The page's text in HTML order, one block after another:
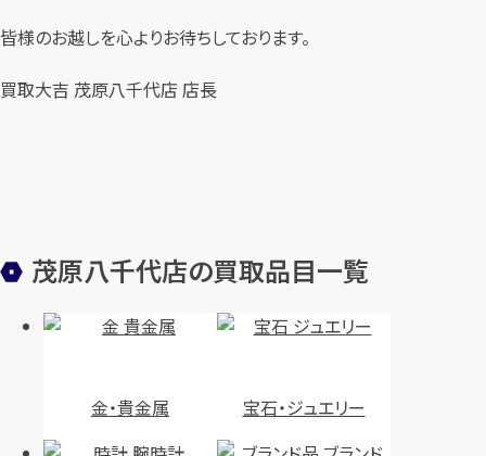
皆様のお越しを心よりお待ちしております。
買取大吉 茂原八千代店 店長
茂原八千代店の買取品目一覧
金・貴金属 宝石・ジュエリー